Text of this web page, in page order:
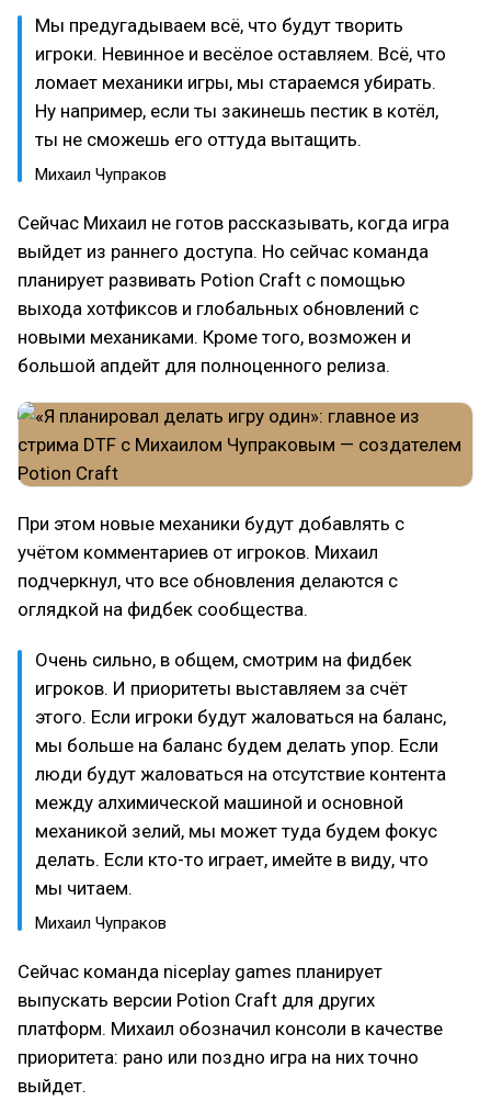
Мы предугадываем всё, что будут творить
игроки. Невинное и весёлое оставляем. Всё, что
ломает механики игры, мы стараемся убирать.
Ну например, если ты закинешь пестик в котёл,
ты не сможешь его оттуда вытащить.
Михаил Чупраков
Сейчас Михаил не готов рассказывать, когда игра
выйдет из раннего доступа. Но сейчас команда
планирует развивать Potion Craft с помощью
выхода хотфиксов и глобальных обновлений с
новыми механиками. Кроме того, возможен и
большой апдейт для полноценного релиза.
При этом новые механики будут добавлять с
учётом комментариев от игроков. Михаил
подчеркнул, что все обновления делаются с
оглядкой на фидбек сообщества.
Очень сильно, в общем, смотрим на фидбек
игроков. И приоритеты выставляем за счёт
этого. Если игроки будут жаловаться на баланс,
мы больше на баланс будем делать упор. Если
люди будут жаловаться на отсутствие контента
между алхимической машиной и основной
механикой зелий, мы может туда будем фокус
делать. Если кто-то играет, имейте в виду, что
мы читаем.
Михаил Чупраков
Сейчас команда niceplay games планирует
выпускать версии Potion Craft для других
платформ. Михаил обозначил консоли в качестве
приоритета: рано или поздно игра на них точно
выйдет.